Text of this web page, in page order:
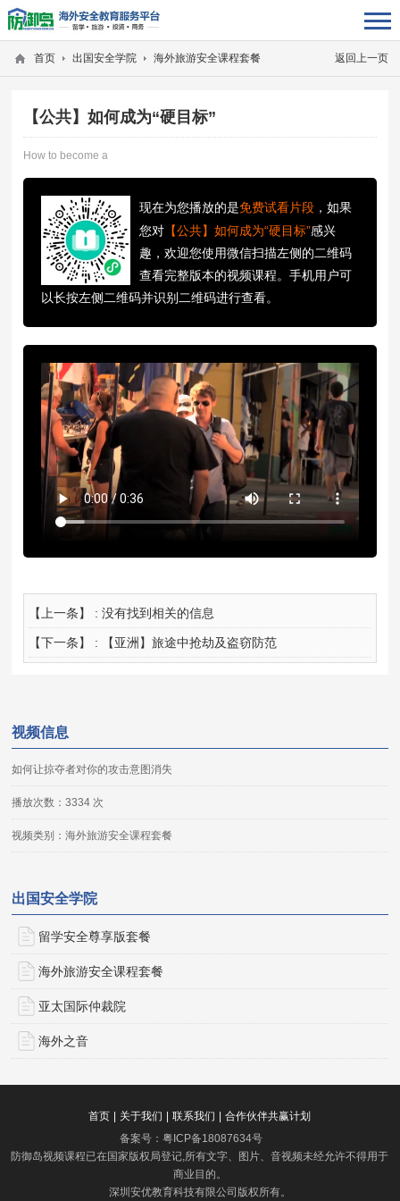
返回上一页
首页 出国安全学院 海外旅游安全课程套餐
【公共】如何成为“硬目标”
How to become a
现在为您播放的是免费试看片段 ，如果
您对 【公共】如何成为“硬目标”感兴
趣，欢迎您使用微信扫描左侧的二维码
查看完整版本的视频课程。手机用户可
以长按左侧二维码并识别二维码进行查看。
【上一条】 : 没有找到相关的信息
【下一条】 : 【亚洲】旅途中抢劫及盗窃防范
视频信息
如何让掠夺者对你的攻击意图消失
播放次数：3334 次
视频类别：海外旅游安全课程套餐
出国安全学院
留学安全尊享版套餐
海外旅游安全课程套餐
亚太国际仲裁院
海外之音
首页 | 关于我们 | 联系我们 | 合作伙伴共赢计划
备案号： 粤ICP备18087634号
防御岛视频课程已在国家版权局登记,所有文字、图片、音视频未经允许不得用于
商业目的。
深圳安优教育科技有限公司版权所有。